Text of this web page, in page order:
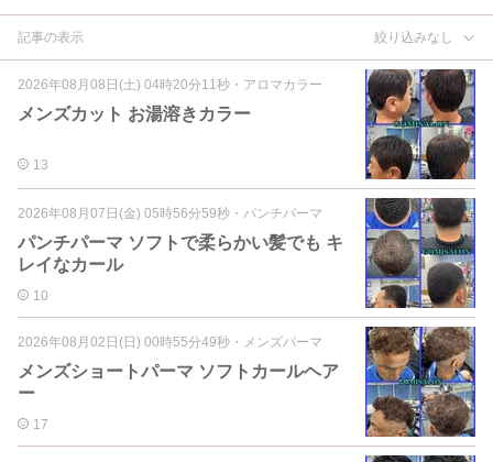
記事の表示 絞り込みなし
2026年08月08日(土) 04時20分11秒 ・ アロマカラー
メンズカット お湯溶きカラー
13
2026年08月07日(金) 05時56分59秒 ・ パンチパーマ
パンチパーマ ソフトで柔らかい髪でも キ
レイなカール
10
2026年08月02日(日) 00時55分49秒 ・ メンズパーマ
メンズショートパーマ ソフトカールヘア
ー
17